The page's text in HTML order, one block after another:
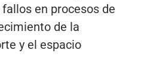
en procesos de
de la
y el espacio